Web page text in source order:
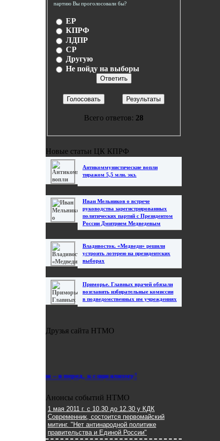
партию Вы проголосовали бы?
ЕР
КПРФ
ЛДПР
СР
Другую
Не пойду на выборы
Всего ответов: 28
Новые статьи ЦК КПРФ
Антикоммунистические вопли
тиражом 5,5 млн. экз.
Иван Мельников о встрече
руководства зарегистрированных
политических партий с Президентом
России Дмитрием Медведевым
Владивосток. «Медведи» решили
устроить лотерею на президентских
выборах
Приморье. Главных врачей обязали
возглавить избирательные комиссии
в подведомственных им учреждениях
Друзья сайта НТМО
России – вперед, к социализму!
Анонсы событий НТМО
1 мая 2011 г. с 10.30 до 12.30 у КДК
Современник, состоится первомайский
митинг. "Нет антинародной политике
правительства и Единой России"